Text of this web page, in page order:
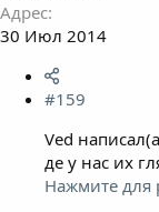
Адрес
30 Июл 2014
#159
Ved
де у нас их
Нажмите для